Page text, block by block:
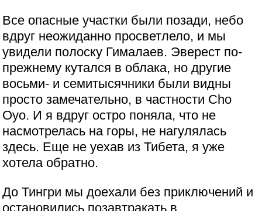
Все опасные участки были позади, небо
вдруг неожиданно просветлело, и мы
увидели полоску Гималаев. Эверест по-
прежнему кутался в облака, но другие
восьми- и семитысячники были видны
просто замечательно, в частности Cho
Oyo. И я вдруг остро поняла, что не
насмотрелась на горы, не нагулялась
здесь. Еще не уехав из Тибета, я уже
хотела обратно.
До Тингри мы доехали без приключений и
остановились позавтракать в